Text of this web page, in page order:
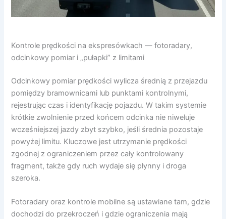
Kontrole prędkości na ekspresówkach — fotoradary,
odcinkowy pomiar i „pułapki” z limitami
Odcinkowy pomiar prędkości wylicza średnią z przejazdu
pomiędzy bramownicami lub punktami kontrolnymi,
rejestrując czas i identyfikację pojazdu. W takim systemie
krótkie zwolnienie przed końcem odcinka nie niweluje
wcześniejszej jazdy zbyt szybko, jeśli średnia pozostaje
powyżej limitu. Kluczowe jest utrzymanie prędkości
zgodnej z ograniczeniem przez cały kontrolowany
fragment, także gdy ruch wydaje się płynny i droga
szeroka.
Fotoradary oraz kontrole mobilne są ustawiane tam, gdzie
dochodzi do przekroczeń i gdzie ograniczenia mają